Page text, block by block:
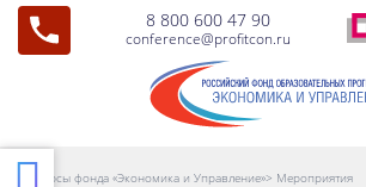
8 800 600 47 90
conference@profitcon.ru
Курсы фонда «Экономика и Управление»> Мероприятия